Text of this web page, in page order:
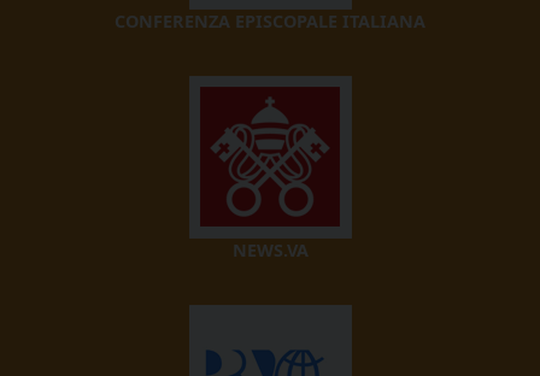
CONFERENZA EPISCOPALE ITALIANA
NEWS.VA